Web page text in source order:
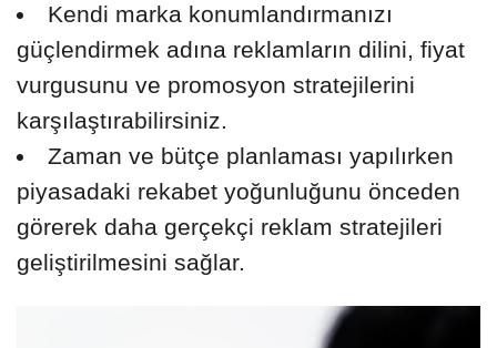
Kendi marka konumlandırmanızı
güçlendirmek adına reklamların dilini, fiyat
vurgusunu ve promosyon stratejilerini
karşılaştırabilirsiniz.
Zaman ve bütçe planlaması yapılırken
piyasadaki rekabet yoğunluğunu önceden
görerek daha gerçekçi reklam stratejileri
geliştirilmesini sağlar.